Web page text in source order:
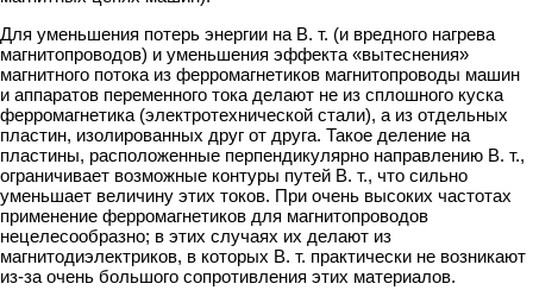
Для уменьшения потерь энергии на В. т. (и вредного нагрева
магнитопроводов) и уменьшения эффекта «вытеснения»
магнитного потока из ферромагнетиков магнитопроводы машин
и аппаратов переменного тока делают не из сплошного куска
ферромагнетика (электротехнической стали), а из отдельных
пластин, изолированных друг от друга. Такое деление на
пластины, расположенные перпендикулярно направлению В. т.,
ограничивает возможные контуры путей В. т., что сильно
уменьшает величину этих токов. При очень высоких частотах
применение ферромагнетиков для магнитопроводов
нецелесообразно; в этих случаях их делают из
магнитодиэлектриков, в которых В. т. практически не возникают
из-за очень большого сопротивления этих материалов.